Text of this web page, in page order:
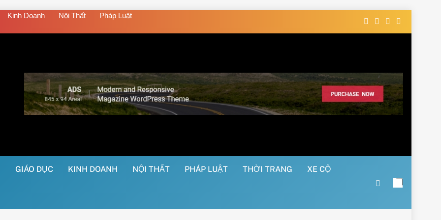
Kinh Doanh Nội Thất
Pháp Luật
GIÁO DỤC KINH DOANH NỘI THẤT PHÁP LUẬT THỜI TRANG XE CỘ